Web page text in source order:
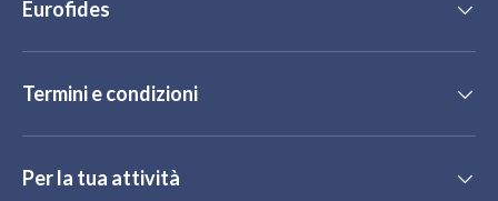
Eurofides
Termini e condizioni
Per la tua attività